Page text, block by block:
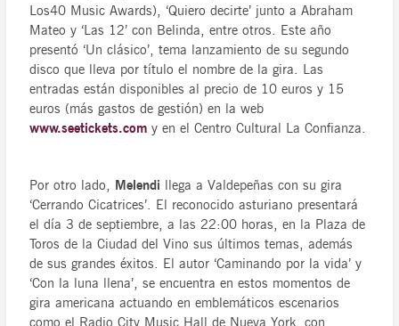
Los40 Music Awards), ‘Quiero decirte’ junto a Abraham
Mateo y ‘Las 12’ con Belinda, entre otros. Este año
presentó ‘Un clásico’, tema lanzamiento de su segundo
disco que lleva por título el nombre de la gira. Las
entradas están disponibles al precio de 10 euros y 15
euros (más gastos de gestión) en la web
www.seetickets.com y en el Centro Cultural La Confianza.
Por otro lado, Melendi llega a Valdepeñas con su gira
‘Cerrando Cicatrices’. El reconocido asturiano presentará
el día 3 de septiembre, a las 22:00 horas, en la Plaza de
Toros de la Ciudad del Vino sus últimos temas, además
de sus grandes éxitos. El autor ‘Caminando por la vida’ y
‘Con la luna llena’, se encuentra en estos momentos de
gira americana actuando en emblemáticos escenarios
como el Radio City Music Hall de Nueva York, con